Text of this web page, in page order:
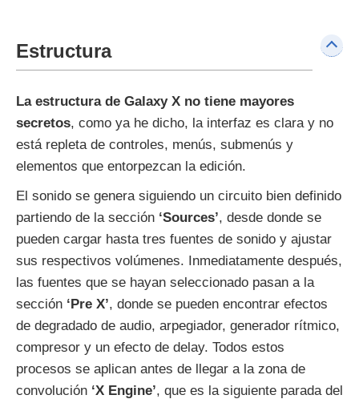
Estructura
La estructura de Galaxy X no tiene mayores
secretos, como ya he dicho, la interfaz es clara y no
está repleta de controles, menús, submenús y
elementos que entorpezcan la edición.
El sonido se genera siguiendo un circuito bien definido
partiendo de la sección ‘Sources’, desde donde se
pueden cargar hasta tres fuentes de sonido y ajustar
sus respectivos volúmenes. Inmediatamente después,
las fuentes que se hayan seleccionado pasan a la
sección ‘Pre X’, donde se pueden encontrar efectos
de degradado de audio, arpegiador, generador rítmico,
compresor y un efecto de delay. Todos estos
procesos se aplican antes de llegar a la zona de
convolución ‘X Engine’, que es la siguiente parada del